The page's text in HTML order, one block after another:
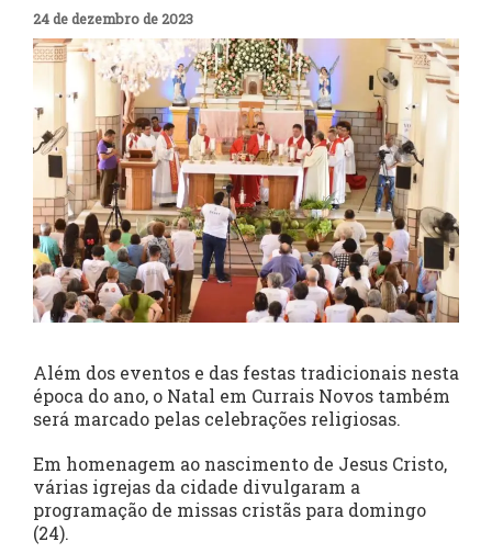
24 de dezembro de 2023
Além dos eventos e das festas tradicionais nesta
época do ano, o Natal em Currais Novos também
será marcado pelas celebrações religiosas.
Em homenagem ao nascimento de Jesus Cristo,
várias igrejas da cidade divulgaram a
programação de missas cristãs para domingo
(24).